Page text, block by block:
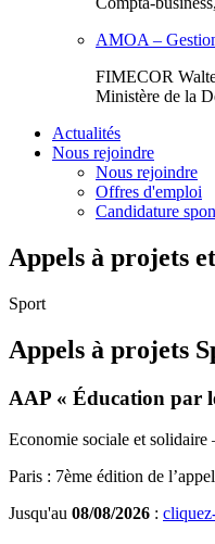
AMOA –
FIMECOR
Ministère de la
Actualités
Nous rejoindre
Nous rejoindre
Offres d'emploi
Candidature
Appels à projets
Sport
Appels à projets
AAP « Éducation par
Economie sociale et
Paris : 7ème édition de
Jusqu'au 08/08/2026 :